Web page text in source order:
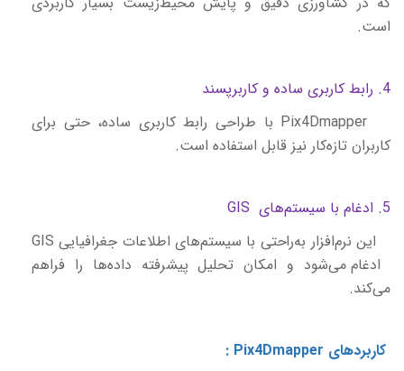
است.
4. رابط کاربری ساده و کاربرپسند
با طراحی رابط کاربری ساده، حتی برای
کاربران تازه‌کار نیز قابل استفاده است.
5. ادغام با سیستم‌های
GIS
این نرم‌افزار به‌راحتی با سیستم‌های اطلاعات جغرافیایی GIS
ادغام می‌شود و امکان تحلیل پیشرفته داده‌ها را فراهم
می‌کند.
کاربردهای Pix4Dmapper
: